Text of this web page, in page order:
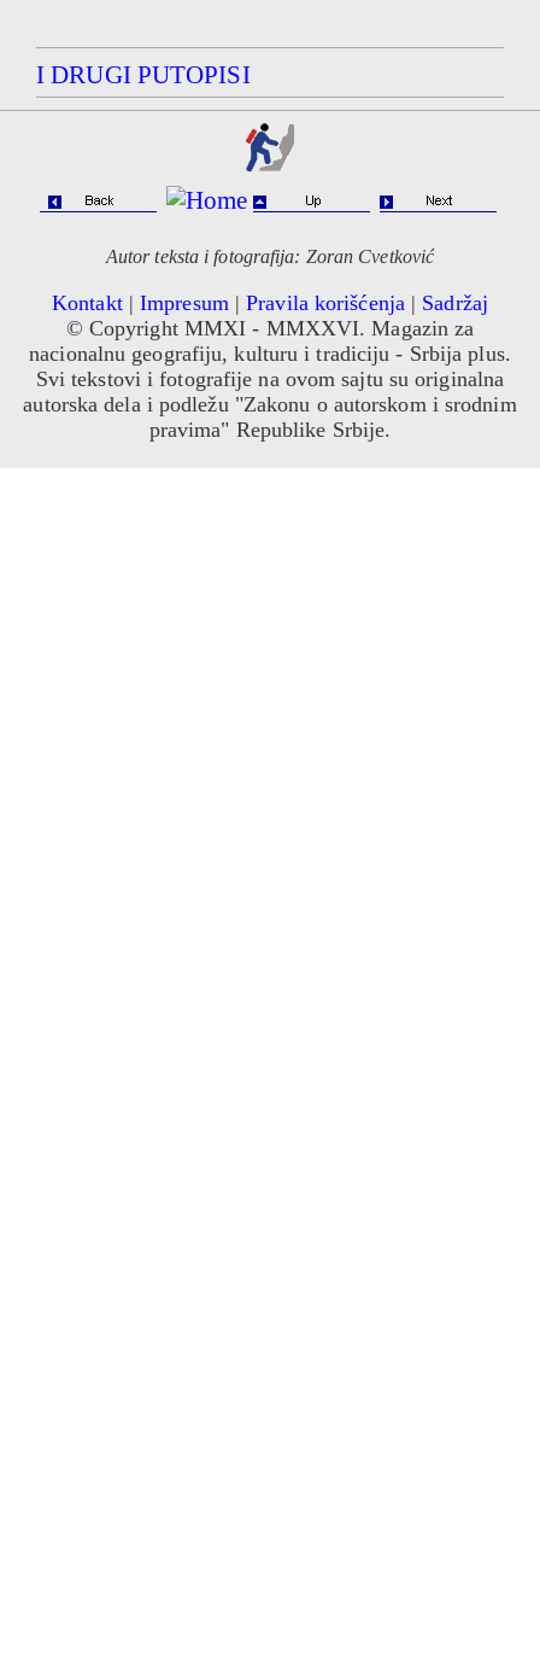
I DRUGI PUTOPISI
Autor teksta i fotografija: Zoran Cvetković
Kontakt|Impresum |Pravila korišćenja | Sadržaj
© Copyright MMXI - MMXXVI. Magazin za
nacionalnu geografiju, kulturu i tradiciju - Srbija plus.
Svi tekstovi i fotografije na ovom sajtu su originalna
autorska dela i podležu "Zakonu o autorskom i srodnim
pravima" Republike Srbije.